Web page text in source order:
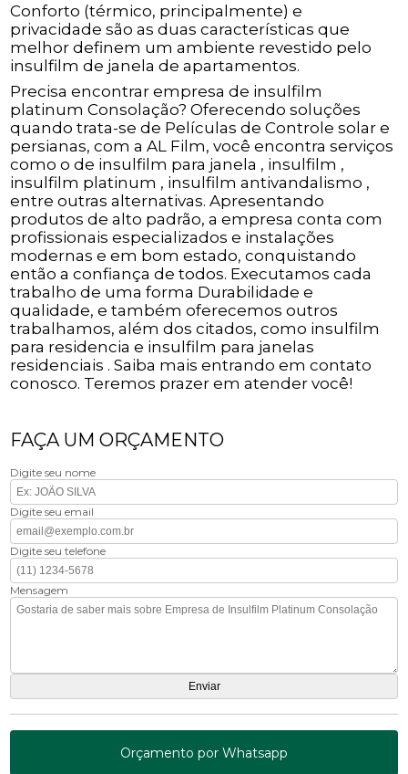
Conforto (térmico, principalmente) e
privacidade são as duas características que
melhor definem um ambiente revestido pelo
insulfilm de janela de apartamentos.
Precisa encontrar empresa de insulfilm
platinum Consolação? Oferecendo soluções
quando trata-se de Películas de Controle solar e
persianas, com a AL Film, você encontra serviços
como o de insulfilm para janela , insulfilm ,
insulfilm platinum , insulfilm antivandalismo ,
entre outras alternativas. Apresentando
produtos de alto padrão, a empresa conta com
profissionais especializados e instalações
modernas e em bom estado, conquistando
então a confiança de todos. Executamos cada
trabalho de uma forma Durabilidade e
qualidade, e também oferecemos outros
trabalhamos, além dos citados, como insulfilm
para residencia e insulfilm para janelas
residenciais . Saiba mais entrando em contato
conosco. Teremos prazer em atender você!
FAÇA UM ORÇAMENTO
Digite seu nome
Digite seu email
Digite seu telefone
Mensagem
Orçamento por Whatsapp